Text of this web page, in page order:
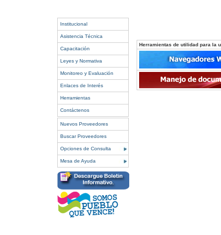
Institucional
Asistencia Técnica
Capacitación
Leyes y Normativa
Monitoreo y Evaluación
Enlaces de Interés
Herramientas
Contáctenos
Nuevos Proveedores
Buscar Proveedores
Opciones de Consulta
Mesa de Ayuda
Herramientas de utilidad para la